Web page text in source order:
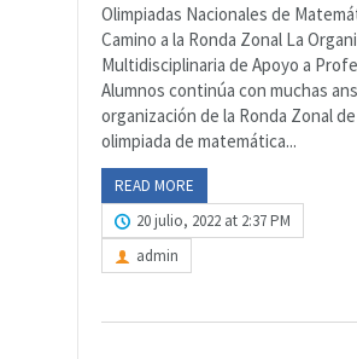
Olimpiadas Nacionales de
Camino a la Ronda Zonal La
Multidisciplinaria de Apoyo a
Alumnos continúa con muchas
organización de la Ronda Zonal de
olimpiada de matemática...
READ MORE
20 julio, 2022 at 2:37 PM
admin